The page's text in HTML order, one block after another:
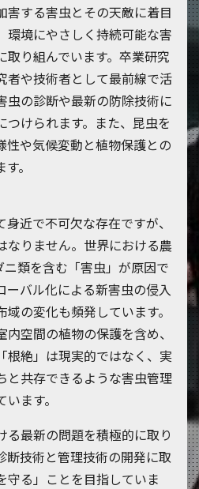
害する害虫とその天敵に着目
環境にやさしく持続可能な害
取り組んでいます。卒業研究
者や技術者として最前線で活
虫の診断や最新の防除技術に
つけられます。また、昆虫を
性や気候変動と植物保護との
。
近で不可欠な存在ですが、
なりません。世界における農
類を含む「害虫」が原因で
ーバル化による新害虫の侵入
の変化も頻発しています。
空間の植物の保護を含め、
根絶」は現実的ではなく、実
と共存できるような害虫管理
ます。
る最新の問題を積極的に取り
断技術と管理技術の開発に取
守る」ことを目指していま